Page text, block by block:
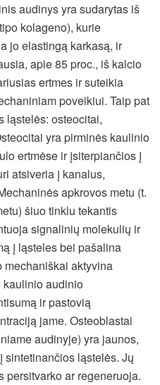
audinys yra sudarytas iš
kolageno), kurie
jo elastingą karkasą, ir
apie 85 proc., iš kalcio
ertmes ir suteikia
poveikiui. Taip pat
ląstelės: osteocitai,
yra pirminės kaulinio
ertmėse ir įsiterpiančios į
atsiveria į kanalus,
apkrovos metu (t.
šiuo tinklu tekantis
signalinių molekulių ir
į ląsteles bei pašalina
mechaniškai aktyvina
kaulinio audinio
ir pastovią
jame. Osteoblastai
audinyje) yra jaunos,
ląstelės. Jų
persitvarko ar regeneruoja.